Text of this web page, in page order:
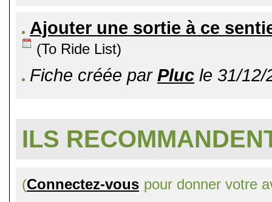
Ajouter une sortie à ce
(To Ride List)
Fiche créée par Pluc le 31/12/
ILS
(Connectez-vous pour donner votre